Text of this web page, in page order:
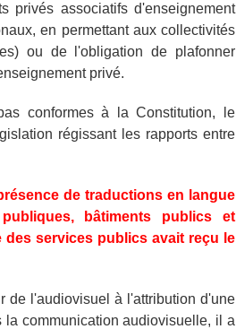
privés associatifs d'enseignement
en permettant aux collectivités
ou de l'obligation de plafonner
privé.
conformes à la Constitution, le
régissant les rapports entre
de traductions en langue
bâtiments publics et
services publics avait reçu le
de l'audiovisuel à l'attribution d'une
communication audiovisuelle, il a